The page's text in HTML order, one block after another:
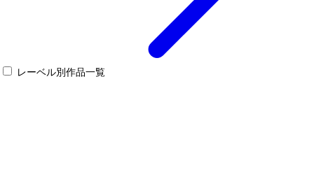
レーベル別作品一覧